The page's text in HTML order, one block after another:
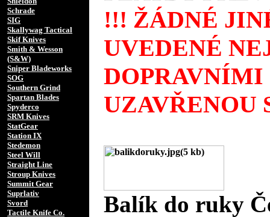
Schrade
SIG
Skallywag Tactical
Skif Knives
Smith & Wesson
(S&W)
Sniper Bladeworks
SOG
Southern Grind
Spartan Blades
Spyderco
SRM Knives
StatGear
Station IX
Stedemon
Steel Will
Straight Line
Stroup Knives
Summit Gear
Suprlativ
Svord
Tactile Knife Co.
!!! ŽÁDNÉ
UVEDENÉ
UZAVŘENOU
Balík do ruky